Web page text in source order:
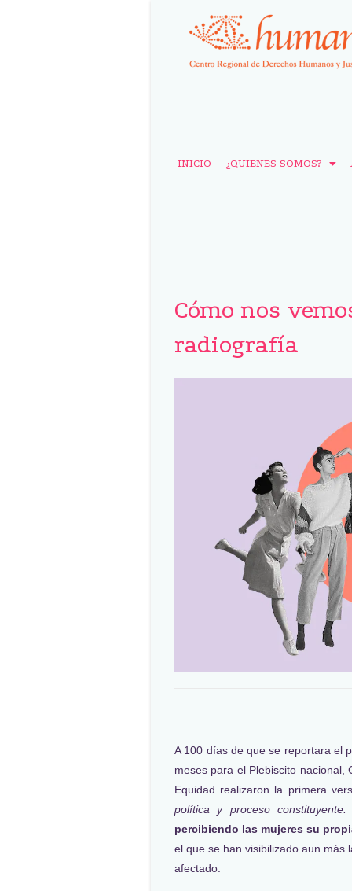
INICIO ¿QUIENES SOMOS?
Cómo nos
radiografía
A 100 días de que se reportara el
meses para el Plebiscito
Equidad realizaron la primera
política y proceso
percibiendo las mujeres su
el que se han visibilizado aun más
afectado.